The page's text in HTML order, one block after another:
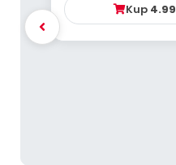
Kup 4.99